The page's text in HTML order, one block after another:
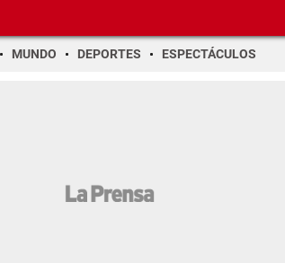
MUNDO DEPORTES ESPECTÁCULOS